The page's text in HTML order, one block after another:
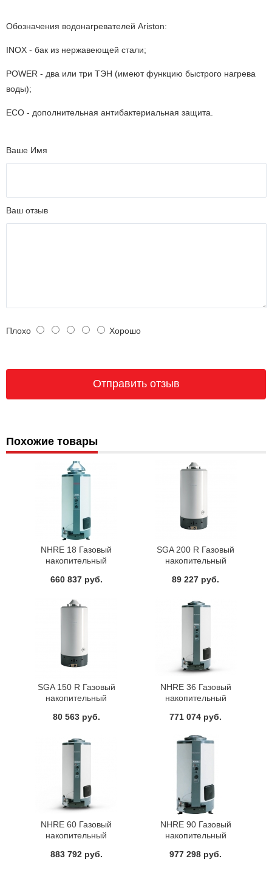
Обозначения водонагревателей Ariston:
INOX - бак из нержавеющей стали;
POWER - два или три ТЭН (имеют функцию быстрого нагрева
воды);
ECO - дополнительная антибактериальная защита.
Ваше Имя
Ваш отзыв
Плохо Хорошо
Похожие товары
NHRE 18 Газовый
накопительный
660 837 руб.
SGA 200 R Газовый
накопительный
89 227 руб.
SGA 150 R Газовый
накопительный
80 563 руб.
NHRE 36 Газовый
накопительный
771 074 руб.
NHRE 60 Газовый
накопительный
883 792 руб.
NHRE 90 Газовый
накопительный
977 298 руб.